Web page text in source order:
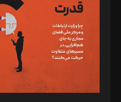
رستمی،مصطفی باستان
ویرایش: نگار استاد‌‌آقا
طراح یونیفرم: مجید توکلی
فیلمبرداری و عکاسی: امیر شفیعی، مانی
گرافیک و صفحه‌آرایی: سید‌سبحان‌علی ثابت
مد‌یر توسعه تجاری: کامبیز برید‌
امور مالی: شاپور رهبری، محمد‌ کاظمی‌نیا